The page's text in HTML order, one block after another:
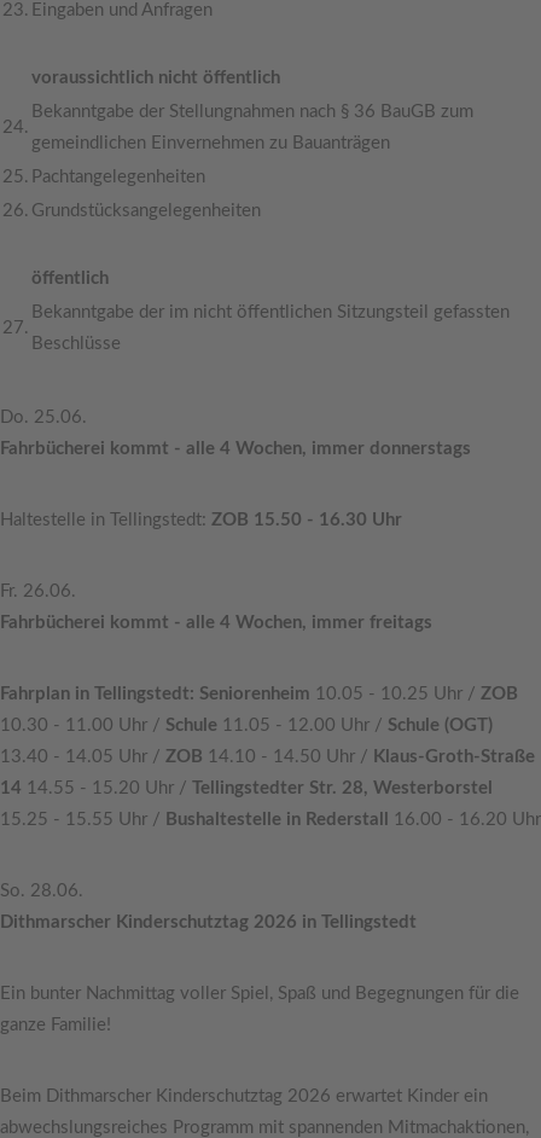
23. Eingaben und Anfragen
voraussichtlich nicht öffentlich
24.
Bekanntgabe der Stellungnahmen nach § 36 BauGB zum
gemeindlichen Einvernehmen zu Bauanträgen
25. Pachtangelegenheiten
26. Grundstücksangelegenheiten
öffentlich
27.
Bekanntgabe der im nicht öffentlichen Sitzungsteil gefassten
Beschlüsse
Do. 25.06.
Fahrbücherei kommt - alle 4 Wochen, immer donnerstags
Haltestelle in Tellingstedt: ZOB 15.50 - 16.30 Uhr
Fr. 26.06.
Fahrbücherei kommt - alle 4 Wochen, immer freitags
Fahrplan in Tellingstedt: Seniorenheim 10.05 - 10.25 Uhr / ZOB
10.30 - 11.00 Uhr / Schule 11.05 - 12.00 Uhr / Schule (OGT)
13.40 - 14.05 Uhr / ZOB 14.10 - 14.50 Uhr / Klaus-Groth-Straße
14 14.55 - 15.20 Uhr /
Tellingstedter Str. 28, Westerborstel
15.25 - 15.55 Uhr / Bushaltestelle in Rederstall 16.00 - 16.20 Uhr
So. 28.06.
Dithmarscher Kinderschutztag 2026 in Tellingstedt
Ein bunter Nachmittag voller Spiel, Spaß und Begegnungen für die
ganze Familie!
Beim Dithmarscher Kinderschutztag 2026 erwartet Kinder ein
abwechslungsreiches Programm mit spannenden Mitmachaktionen,